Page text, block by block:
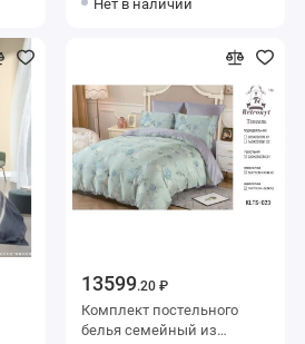
50х70 2 шт и с
Нет в наличии
13599.20 ₽
Комплект постельного
белья семейный из